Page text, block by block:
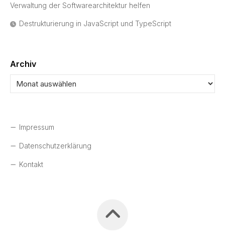
Verwaltung der Softwarearchitektur helfen
Destrukturierung in JavaScript und TypeScript
Archiv
Impressum
Datenschutzerklärung
Kontakt